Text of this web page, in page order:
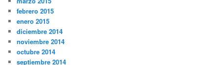
febrero 2015
enero 2015
diciembre 2014
noviembre 2014
octubre 2014
septiembre 2014